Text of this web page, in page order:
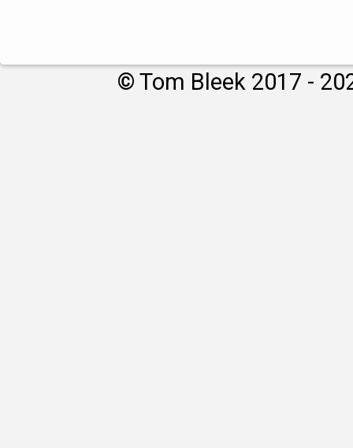
© Tom Bleek 2017 -